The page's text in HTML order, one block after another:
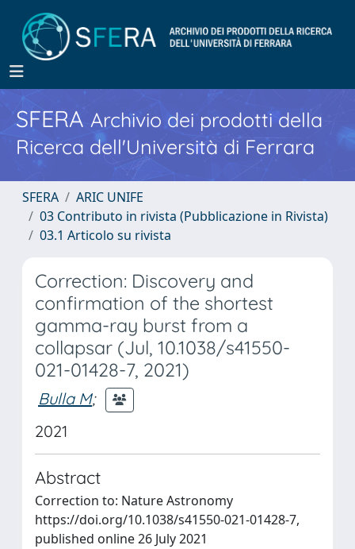
SFERA Archivio dei prodotti della
Ricerca dell'Università di Ferrara
SFERA
ARIC UNIFE
03 Contributo in rivista (Pubblicazione in Rivista)
03.1 Articolo su rivista
Correction: Discovery and
confirmation of the shortest
gamma-ray burst from a
collapsar (Jul, 10.1038/s41550-
021-01428-7, 2021)
Bulla M;
2021
Abstract
Correction to: Nature Astronomy
https://doi.org/10.1038/s41550-021-01428-7,
published online 26 July 2021